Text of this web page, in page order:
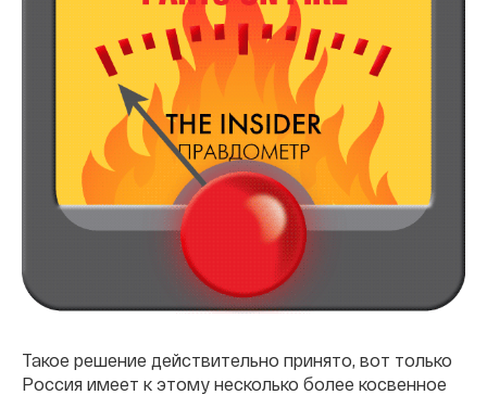
Такое решение действительно принято, вот только
Россия имеет к этому несколько более косвенное